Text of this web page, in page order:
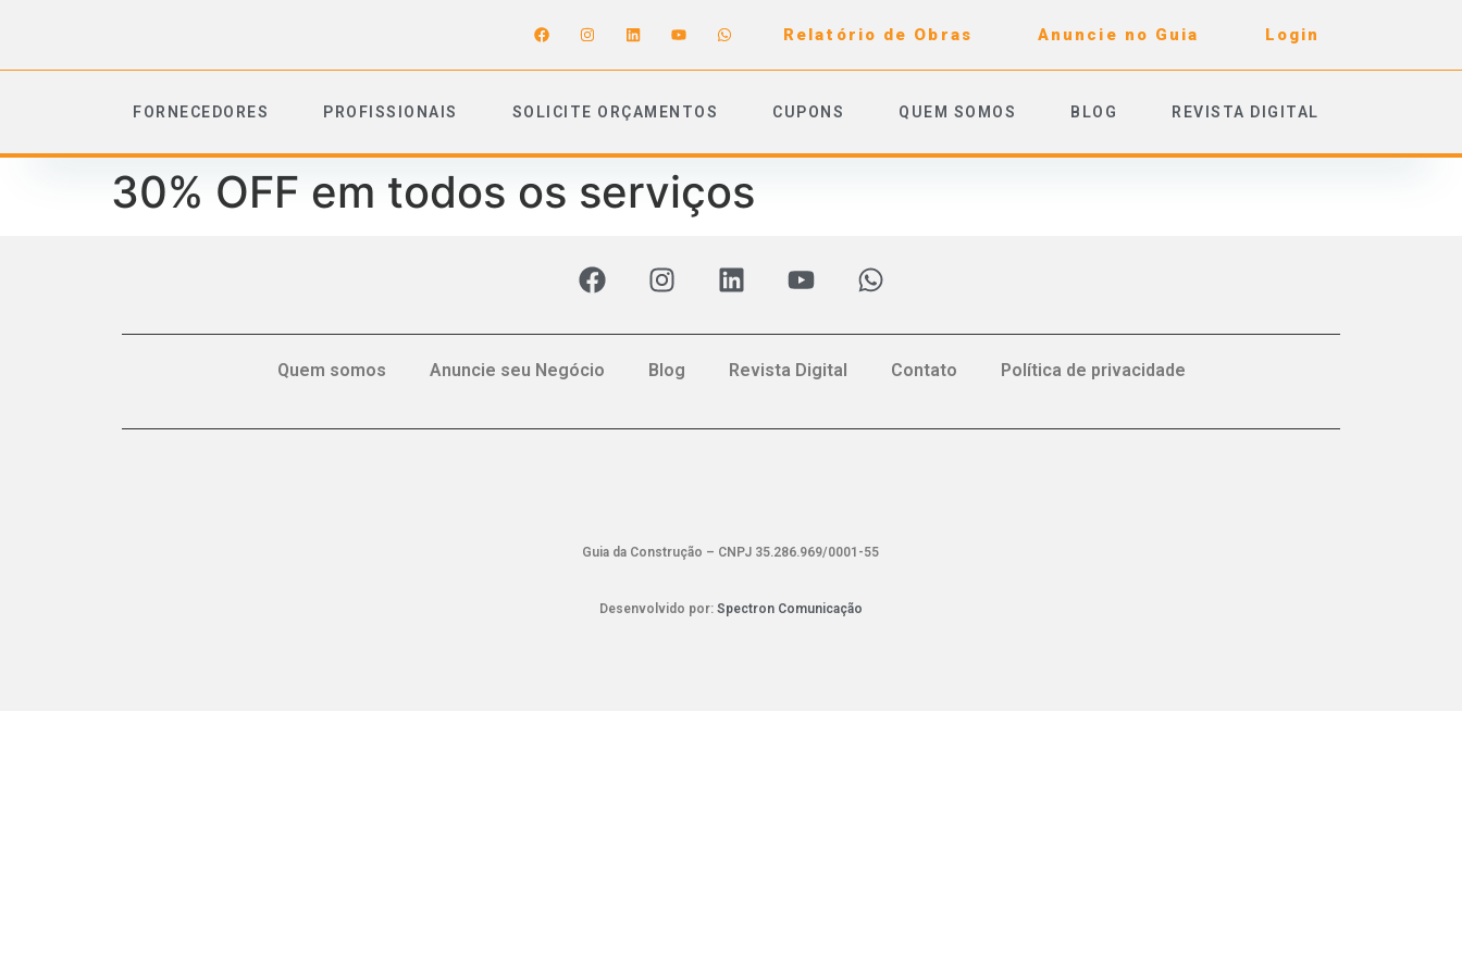
Relatório de Obras Anuncie no Guia Login
FORNECEDORES PROFISSIONAIS SOLICITE ORÇAMENTOS CUPONS QUEM SOMOS BLOG REVISTA DIGITAL
30% OFF em todos os serviços
Quem somos Anuncie seu Negócio Blog Revista Digital Contato Política de privacidade
Guia da Construção – CNPJ 35.286.969/0001-55
Desenvolvido por: Spectron Comunicação